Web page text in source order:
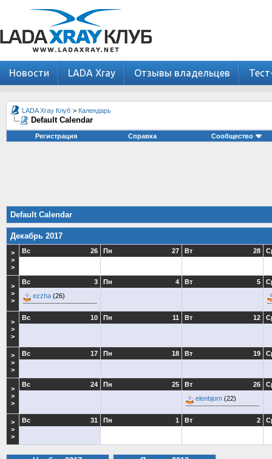
Новости LADA Xray Отзывы владельцев
LADA Xray Клуб > Календарь
Default Calendar
Регистрация Справка Сообщество
Default Calendar
Декабрь 2017
>
>
>
26
Вс 27
Пн 28
Вт
>
>
>
3
Вс
ezzha (26)
4
Пн 5
Вт
>
>
>
10
Вс 11
Пн 12
Вт
>
>
>
17
Вс 18
Пн 19
Вт
>
>
>
24
Вс 25
Пн 26
Вт
elenbjorn (22)
>
>
>
31
Вс 1
Пн 2
Вт